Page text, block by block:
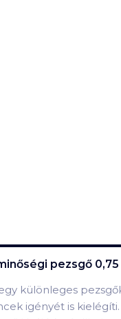
pezsgő 0,75
különleges
igényét is